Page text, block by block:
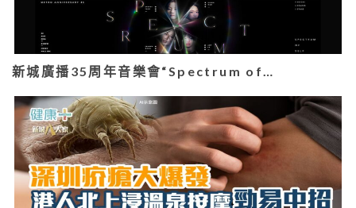
新城廣播35周年音樂會“Spectrum of…